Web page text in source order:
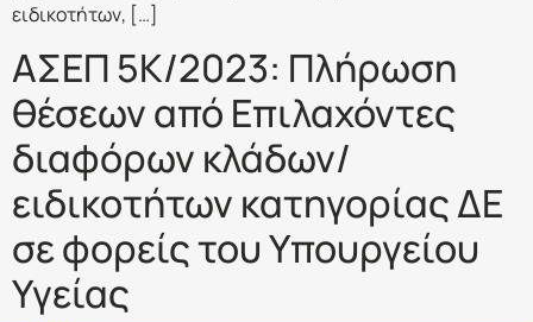
ειδικοτήτων, […]
ΑΣΕΠ 5Κ/2023: Πλήρωση
θέσεων από Επιλαχόντες
διαφόρων κλάδων/
ειδικοτήτων κατηγορίας ΔΕ
σε φορείς του Υπουργείου
Υγείας